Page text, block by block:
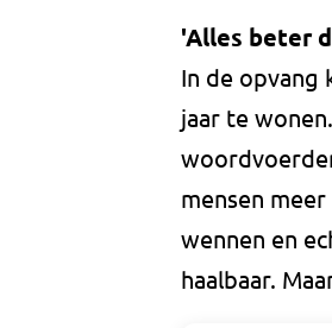
'Alles beter
In de opvang
jaar te
mensen
wennen en
haalbaar.